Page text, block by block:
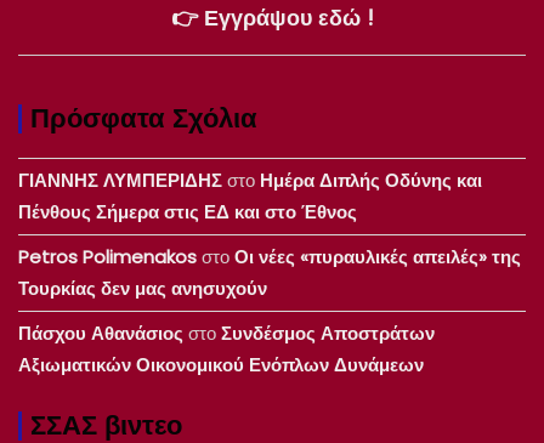
👉 Εγγράψου εδώ !
Πρόσφατα Σχόλια
ΓΙΑΝΝΗΣ ΛΥΜΠΕΡΙΔΗΣστο Ημέρα Διπλής Οδύνης και
Πένθους Σήμερα στις ΕΔ και στο Έθνος
Petros PolimenakosστοΟι νέες «πυραυλικές απειλές» της
Τουρκίας δεν μας ανησυχούν
Πάσχου Αθανάσιος στοΣυνδέσμος Αποστράτων
Αξιωματικών Οικονομικού Ενόπλων Δυνάμεων
ΣΣΑΣ βιντεο